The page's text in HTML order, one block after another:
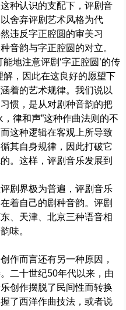
种认识的支配下，评剧音
舍弃评剧艺术风格为代
违反字正腔圆的审美习
音韵与字正腔圆的对立。
地注意评剧‘字正腔圆’的传
解，因此在这良好的愿望下
着的艺术规律。我们说以
惯，是从对剧种音韵的把
律和声”这种作曲法则的不
这种逻辑在客观上所导致
其自身规律，因此打破它
。这样，评剧音乐发展到
剧界极为普遍，评剧音乐
着自己的剧种音韵。评剧
、天津、北京三种语音相
味。
作而言还有另一种原因，
二十世纪50年代以来，由
创作摆脱了民间性而转换
了西洋作曲技法，或者说